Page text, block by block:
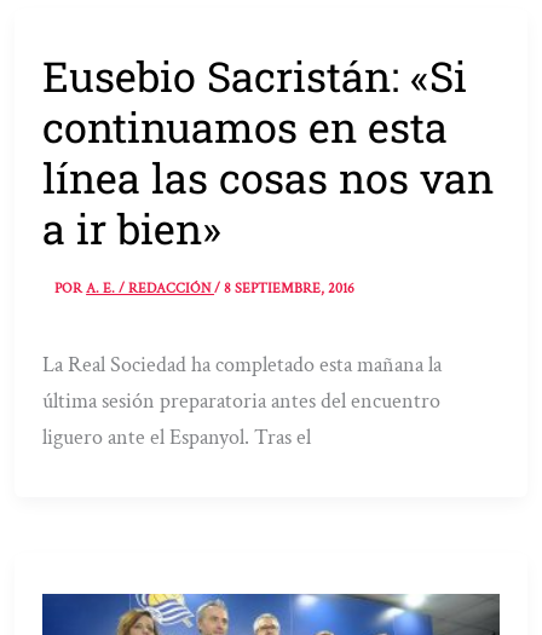
Eusebio Sacristán: «Si
continuamos en esta
línea las cosas nos van
a ir bien»
PORA. E. / REDACCIÓN/8 SEPTIEMBRE, 2016
La Real Sociedad ha completado esta mañana la
última sesión preparatoria antes del encuentro
liguero ante el Espanyol. Tras el